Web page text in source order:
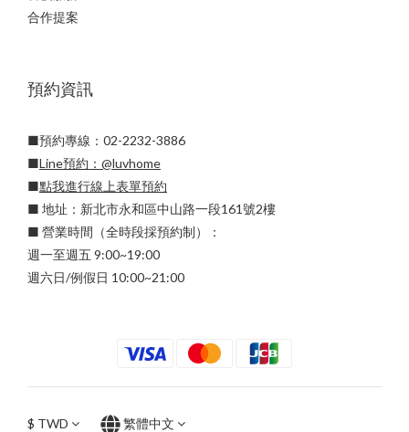
合作提案
預約資訊
■預約專線：02-2232-3886
■Line預約： @luvhome
■點我進行線上表單預約
■ 地址：新北市永和區中山路一段161號2樓
■ 營業時間（全時段採預約制）：
週一至週五 9:00~19:00
週六日/例假日 10:00~21:00
$ TWD 繁體中文